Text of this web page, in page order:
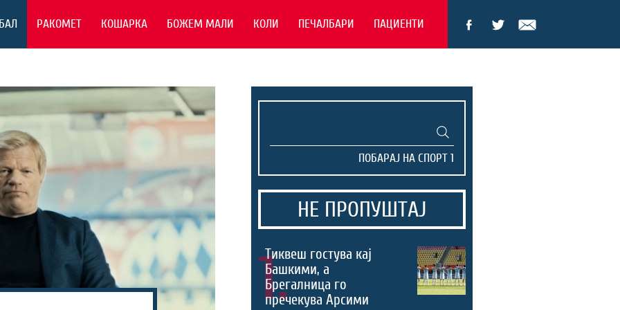
РАКОМЕТ КОШАРКА БОЖЕМ МАЛИ КОЛИ ПЕЧАЛБАРИ ПАЦИЕНТИ
НЕ ПРОПУШТАЈ
1.
Тиквеш гостува кај
Башкими, а
Брегалница го
пречекува Арсими